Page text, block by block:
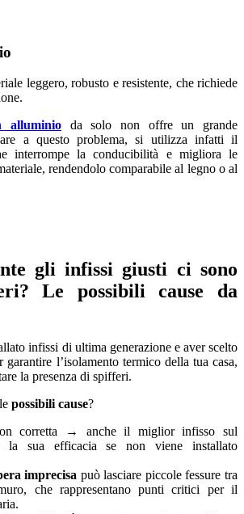
leggero, robusto e resistente, che richiede
alluminio da solo non offre un grande
a questo problema, si utilizza infatti il
interrompe la conducibilità e migliora le
rendendolo comparabile al legno o al
gli infissi giusti ci sono
Le possibili cause da
infissi di ultima generazione e aver scelto
l’isolamento termico della tua casa,
la presenza di spifferi.
possibili cause?
corretta → anche il miglior infisso sul
la sua efficacia se non viene installato
imprecisa può lasciare piccole fessure tra
che rappresentano punti critici per il